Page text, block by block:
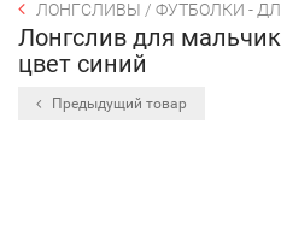
ЛОНГСЛИВЫ / ФУТБОЛКИ -
Лонгслив для
цвет синий
Предыдущий товар